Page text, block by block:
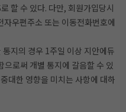
할 수 있다. 다만, 회원가입당시
우편주소 또는 이동전화번호에
지의 경우 1주일 이상 지안에듀
로써 개별 통지에 갈음할 수 있
대한 영향을 미치는 사항에 대하